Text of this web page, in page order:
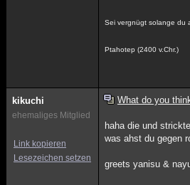
Sei vergnügt solange du
Ptahotep (2400 v.Chr.)
kikuchi
ehemaliges Mitglied
Link kopieren
Lesezeichen setzen
What do you
haha die und
was ahst du gegen
greets yanisu &